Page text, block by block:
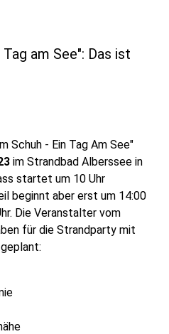
am See": Das ist
Schuh - Ein Tag Am See"
im Strandbad Alberssee in
startet um 10 Uhr
beginnt aber erst um 14:00
Die Veranstalter vom
für die Strandparty mit